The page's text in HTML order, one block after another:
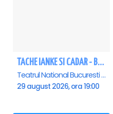
TACHE IANKE SI CADAR - Bucuresti
Teatrul National Bucuresti - Sala Ion Caramitru, Bucuresti
29 august 2026, ora 19:00